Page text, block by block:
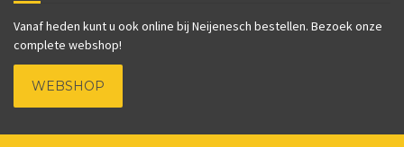
Vanaf heden kunt u ook online bij Neijenesch bestellen. Bezoek onze
complete webshop!
WEBSHOP